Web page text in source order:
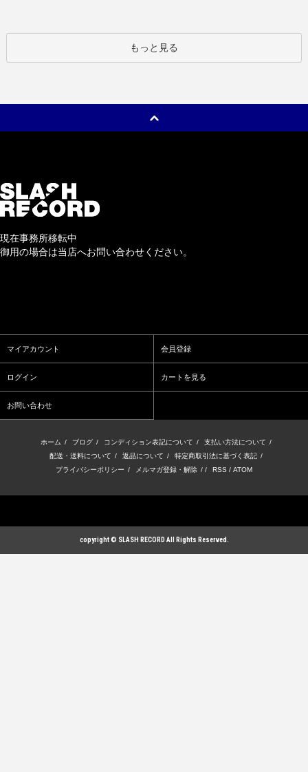
もっと見る
現在事務所移転中
御用の場合は当店へお問い合わせください。
マイアカウント 会員登録
ログイン カートを見る
お問い合わせ
ホーム / ブログ / コンディション表記について / 支払い方法について /
配送・送料について / 返品について / 特定商取引法に基づく表記 /
プライバシーポリシー / メルマガ登録・解除 / / RSS / ATOM
copyright © SLASH RECORD All Rights Reserved.